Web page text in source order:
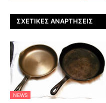
ΣΧΕΤΙΚΈΣ ΑΝΑΡΤΉΣΕΙΣ
NEWS